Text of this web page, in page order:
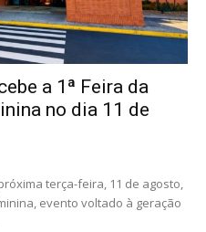
a 1ª Feira da
no dia 11 de
terça-feira, 11 de agosto,
evento voltado à geração